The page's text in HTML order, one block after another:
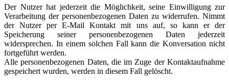
Der Nutzer hat jederzeit die Möglichkeit, seine Einwilligung zur
Verarbeitung der personenbezogenen Daten zu widerrufen. Nimmt
der Nutzer per E-Mail Kontakt mit uns auf, so kann er der
Speicherung seiner personenbezogenen Daten jederzeit
widersprechen. In einem solchen Fall kann die Konversation nicht
fortgeführt werden.
Alle personenbezogenen Daten, die im Zuge der Kontaktaufnahme
gespeichert wurden, werden in diesem Fall gelöscht.